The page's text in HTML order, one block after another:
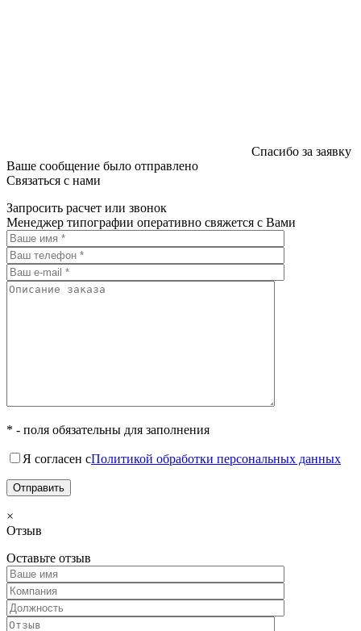
Спасибо за заявку
Ваше сообщение было отправлено
Связаться с нами
Запросить расчет или звонок
Менеджер типографии оперативно свяжется с Вами
* - поля обязательны для заполнения
Я согласен сПолитикой обработки персональных данных
×
Отзыв
Оставьте отзыв